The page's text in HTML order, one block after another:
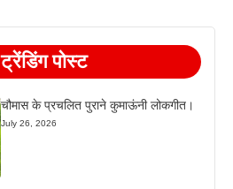
ट्रेंडिंग पोस्ट
चौमास के प्रचलित पुराने कुमाऊंनी लोकगीत।
July 26, 2026